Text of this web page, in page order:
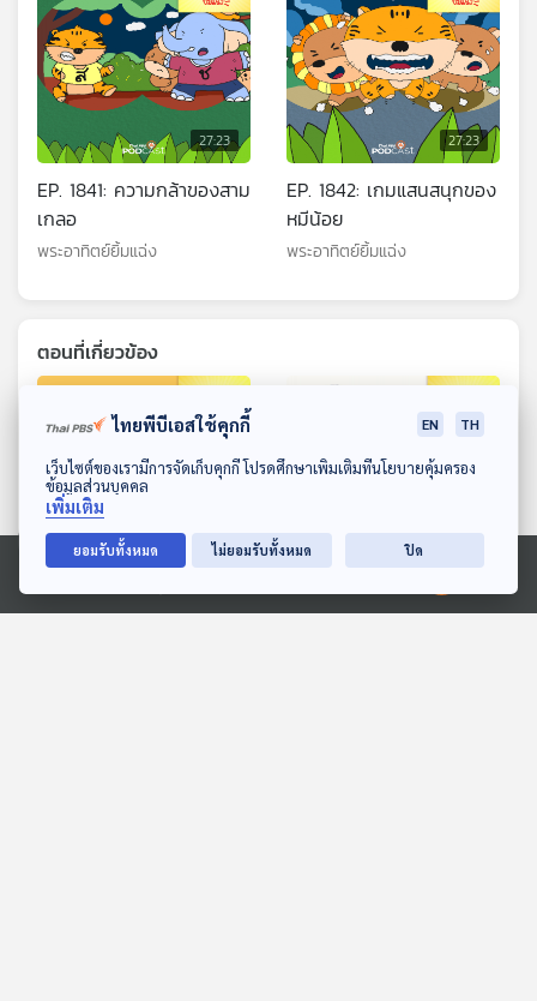
ดาวน์โหลด Thai PBS Podcast Application
Ⓒ 2020 องค์การกระจายเสียงและแพร่ภาพสาธารณะแห่งประเทศไทย
27:23
EP. 1841: ความกล้าของสาม
เกลอ
พระอาทิตย์ยิ้มแฉ่ง
27:23
EP. 1842: เกมแสนสนุกของ
หมีน้อย
พระอาทิตย์ยิ้มแฉ่ง
ตอนที่เกี่ยวข้อง
27:23
EP. 1979: ทีเร็กซ์ตัวใหญ่
27:23
EP. 1982: ทำไมเหนือเกาะถึง
ไทยพีบีเอสใช้คุกกี้ EN TH
เว็บไซต์ของเรามีการจัดเก็บคุกกี้ โปรดศึกษาเพิ่มเติมที่นโยบายคุ้มครอง
ข้อมูลส่วนบุคคล
เพิ่มเติม
ยอมรับทั้งหมด ไม่ยอมรับทั้งหมด ปิด